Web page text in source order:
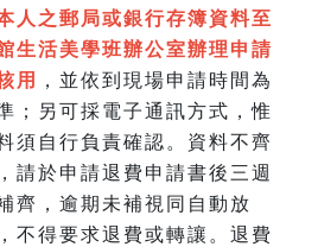
人之郵局或銀行存簿資料至
生活美學班辦公室辦理申請
用
，並依到現場申請時間為
；另可採電子通訊方式，惟
須自行負責確認。資料不齊
請於申請退費申請書後三週
齊，逾期未補視同自動放
不得要求退費或轉讓。退費